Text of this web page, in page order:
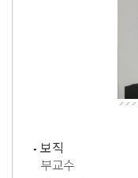
보직
부교수